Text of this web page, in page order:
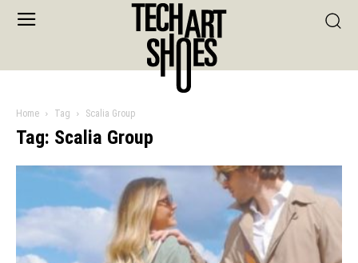
Home Tag Scalia Group
Tag: Scalia Group